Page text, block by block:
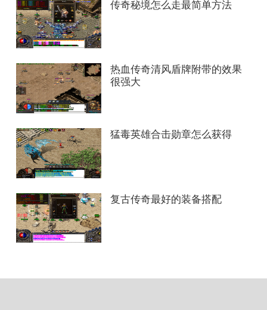
传奇秘境怎么走最简单方法
热血传奇清风盾牌附带的效果
很强大
猛毒英雄合击勋章怎么获得
复古传奇最好的装备搭配